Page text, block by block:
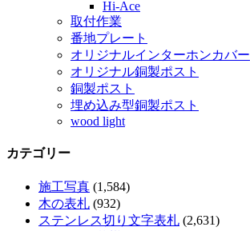
Hi-Ace
取付作業
番地プレート
オリジナルインターホンカバー
オリジナル銅製ポスト
銅製ポスト
埋め込み型銅製ポスト
wood light
カテゴリー
施工写真 (1,584)
木の表札 (932)
ステンレス切り文字表札 (2,631)